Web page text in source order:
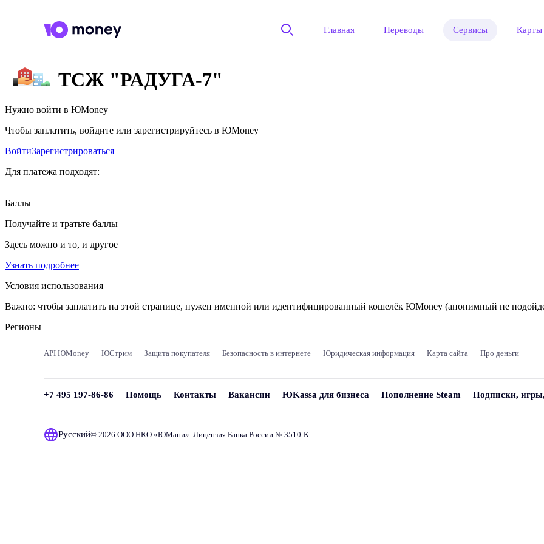
Главная Переводы Сервисы Карты
ТСЖ "РАДУГА-7"
Нужно войти в ЮMoney
Чтобы заплатить, войдите или зарегистрируйтесь в ЮMoney
ВойтиЗарегистрироваться
Для платежа подходят:
Баллы
Получайте и тратьте баллы
Здесь можно и то, и другое
Узнать подробнее
Условия использования
Важно: чтобы заплатить на этой странице, нужен именной или идентифицированный кошелёк ЮMoney (анонимный не
Регионы
API ЮMoney ЮСтрим Защита покупателя Безопасность в интернете Юридическая информация Карта сайта Про деньги
+7 495 197-86-86 Помощь Контакты Вакансии ЮKassa для бизнеса Пополнение Steam Подписки,
Русский© 2026 ООО НКО «ЮМани». Лицензия Банка России № 3510‑К